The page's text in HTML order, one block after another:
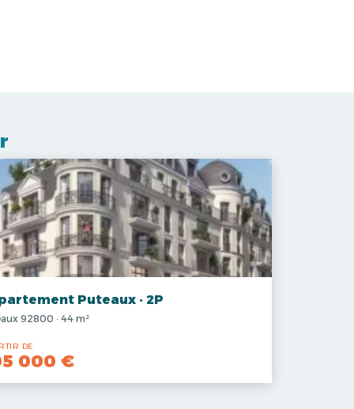
Puteaux · 2P
92800 · 44 m²
DE
000 €